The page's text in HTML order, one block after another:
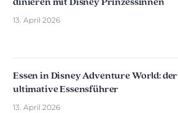
dinieren mit Disney Prinzessinnen
13. April 2026
Essen in Disney Adventure World: der
ultimative Essensführer
13. April 2026